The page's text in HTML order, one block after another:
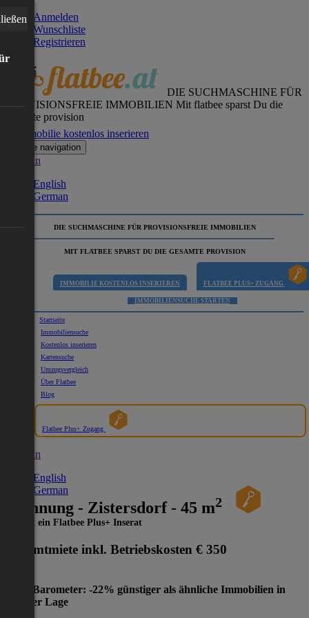
Anmelden
Wunschliste
Registrieren
DIE SUCHMASCHINE FÜR
PROVISIONSFREIE IMMOBILIEN Mit flatbee sparst Du die
gesamte provision
Immobilie kostenlos inserieren
Toggle navigation
German
English
German
DIE SUCHMASCHINE FÜR PROVISIONSFREIE IMMOBILIEN
MIT FLATBEE SPARST DU DIE GESAMTE PROVISION
IMMOBILIE KOSTENLOS INSERIEREN FLATBEE PLUS+ ZUGANG
IMMOBILIENSUCHE STARTEN
Startseite
Immobiliensuche
Kostenlos inserieren
Kartensuche
Umzugsvergleich
Über Flatbee
Blog
Flatbee Plus+ Zugang
German
English
German
Wohnung - Zistersdorf - 45 m2
Dies ist ein Flatbee Plus+ Inserat
Gesamtmiete inkl. Betriebskosten € 350
Preis-Barometer: -22% günstiger als ähnliche Immobilien in
gleicher Lage